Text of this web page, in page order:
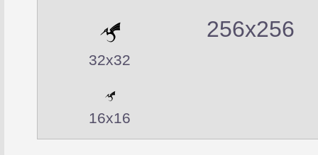
32x32
16x16
256x256